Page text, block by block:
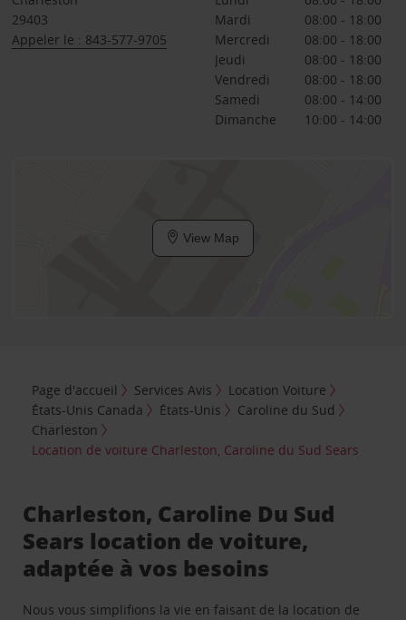
29403
Appeler le : 843-577-9705
Mardi
08:00 - 18:00
Mercredi
08:00 - 18:00
Jeudi
08:00 - 18:00
Vendredi
08:00 - 18:00
Samedi
08:00 - 14:00
Dimanche
10:00 - 14:00
View Map
Page d'accueil Services Avis
Location Voiture
États-Unis Canada
États-Unis
Caroline du Sud
Charleston
Location de voiture Charleston, Caroline du Sud Sears
Charleston, Caroline Du Sud
Sears location de voiture,
adaptée à vos besoins
Nous vous simplifions la vie en faisant de la location de